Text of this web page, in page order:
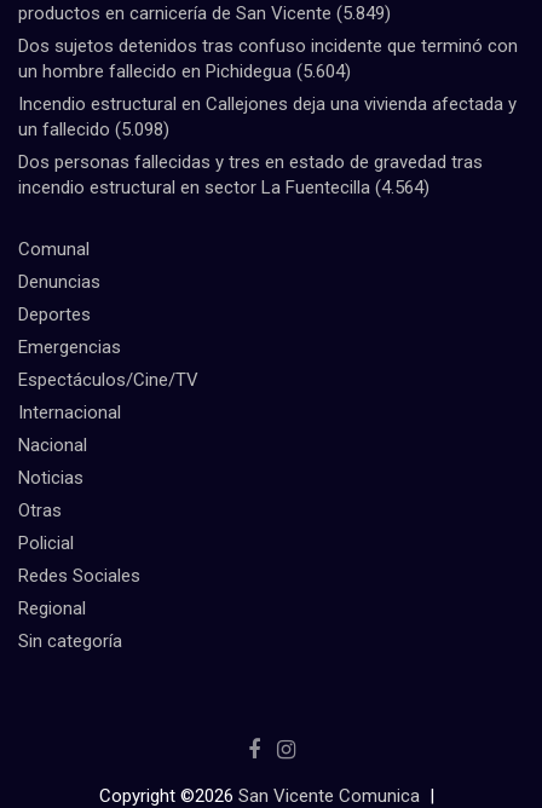
productos en carnicería de San Vicente (5.849)
Dos sujetos detenidos tras confuso incidente que terminó con
un hombre fallecido en Pichidegua (5.604)
Incendio estructural en Callejones deja una vivienda afectada y
un fallecido (5.098)
Dos personas fallecidas y tres en estado de gravedad tras
incendio estructural en sector La Fuentecilla (4.564)
Comunal
Denuncias
Deportes
Emergencias
Espectáculos/Cine/TV
Internacional
Nacional
Noticias
Otras
Policial
Redes Sociales
Regional
Sin categoría
Copyright ©2026 San Vicente Comunica